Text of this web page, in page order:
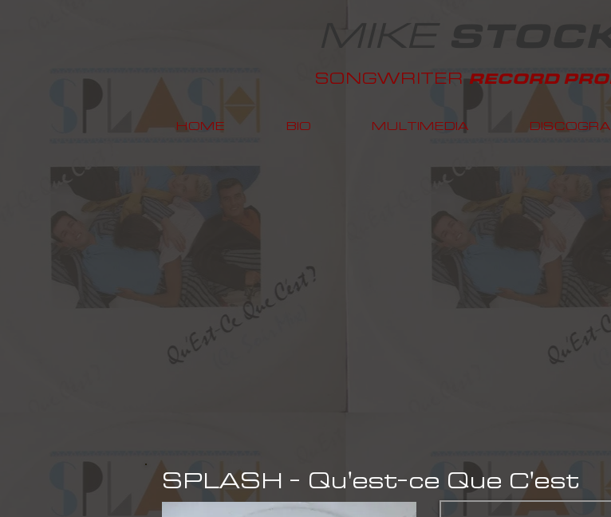
MIKE
SONGWRITER RECORD
HOME BIO MULTIMEDIA
SPLASH - Qu'est-ce Que C'est